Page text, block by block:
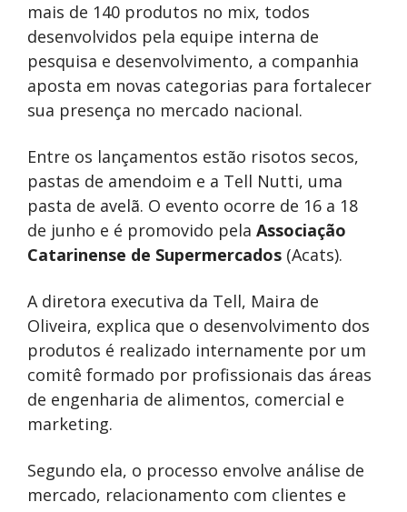
mais de 140 produtos no mix, todos
desenvolvidos pela equipe interna de
pesquisa e desenvolvimento, a companhia
aposta em novas categorias para fortalecer
sua presença no mercado nacional.
Entre os lançamentos estão risotos secos,
pastas de amendoim e a Tell Nutti, uma
pasta de avelã. O evento ocorre de 16 a 18
de junho e é promovido pela Associação
Catarinense de Supermercados (Acats).
A diretora executiva da Tell, Maira de
Oliveira, explica que o desenvolvimento dos
produtos é realizado internamente por um
comitê formado por profissionais das áreas
de engenharia de alimentos, comercial e
marketing.
Segundo ela, o processo envolve análise de
mercado, relacionamento com clientes e